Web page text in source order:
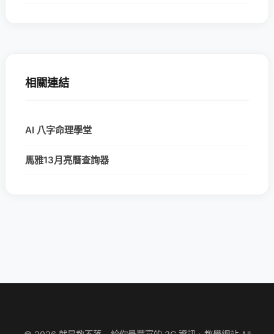
相關連結
AI 八字命理學堂
馬雅13月亮曆查詢器